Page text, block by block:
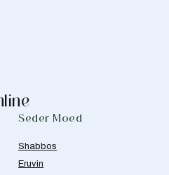
Seder Moed
Shabbos
Eruvin